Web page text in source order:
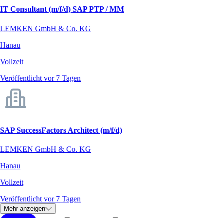
IT Consultant (m/f/d) SAP PTP / MM
LEMKEN GmbH & Co. KG
Hanau
Vollzeit
Veröffentlicht vor 7 Tagen
SAP SuccessFactors Architect (m/f/d)
LEMKEN GmbH & Co. KG
Hanau
Vollzeit
Veröffentlicht vor 7 Tagen
Mehr anzeigen